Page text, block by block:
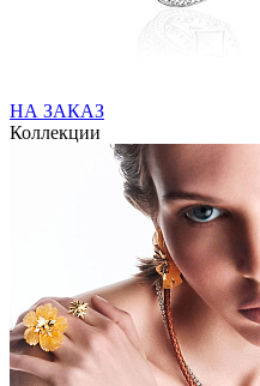
НА ЗАКАЗ
Коллекции